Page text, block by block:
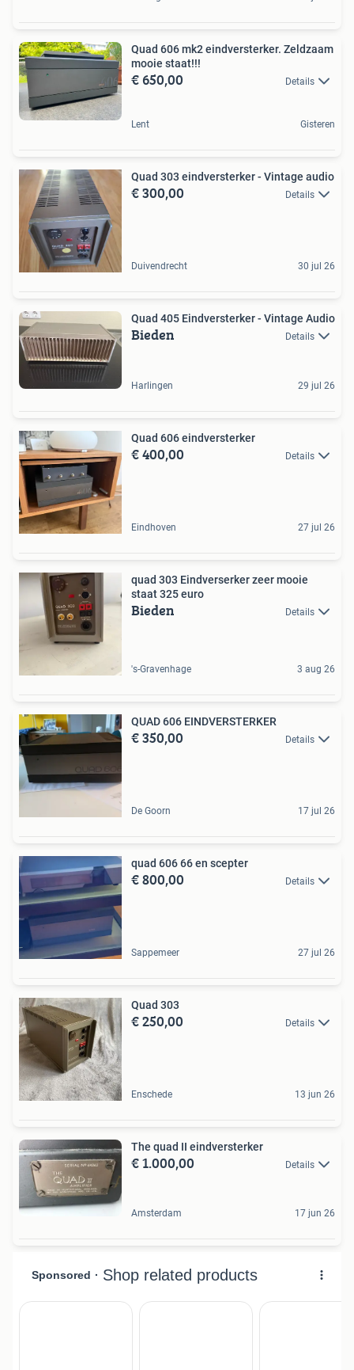
Quad 606 mk2 eindversterker. Zeldzaam
mooie staat!!!
€ 650,00 Details
Lent Gisteren
Quad 303 eindversterker - Vintage audio
€ 300,00 Details
Duivendrecht 30 jul 26
Quad 405 Eindversterker - Vintage Audio
Bieden Details
Harlingen 29 jul 26
Quad 606 eindversterker
€ 400,00 Details
Eindhoven 27 jul 26
quad 303 Eindverserker zeer mooie
staat 325 euro
Bieden Details
's-Gravenhage 3 aug 26
QUAD 606 EINDVERSTERKER
€ 350,00 Details
De Goorn 17 jul 26
quad 606 66 en scepter
€ 800,00 Details
Sappemeer 27 jul 26
Quad 303
€ 250,00 Details
Enschede 13 jun 26
The quad II eindversterker
€ 1.000,00 Details
Amsterdam 17 jun 26